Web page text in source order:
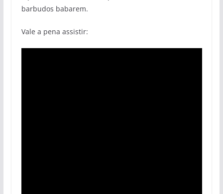
barbudos babarem.
Vale a pena assistir: